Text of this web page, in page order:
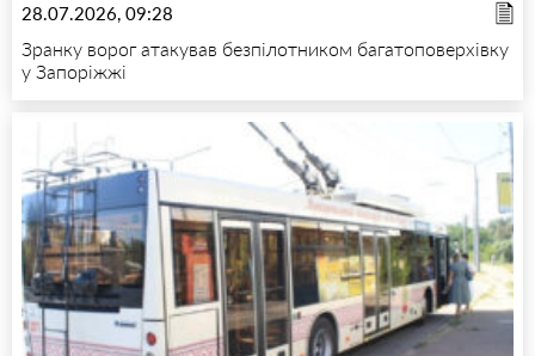
28.07.2026, 09:28
Зранку ворог атакував безпілотником багатоповерхівку
у Запоріжжі